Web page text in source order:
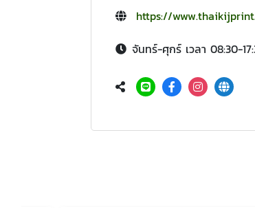
https://
จันทร์-ศุกร์ เวลา 08:30-